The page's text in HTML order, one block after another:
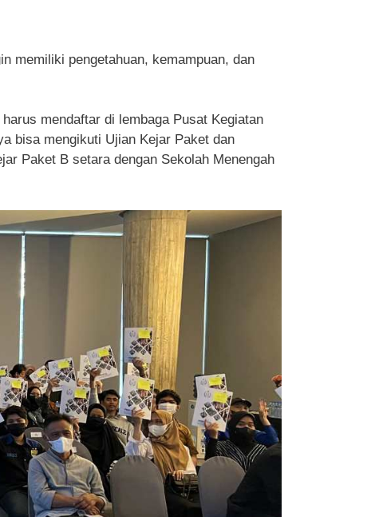
memiliki pengetahuan, kemampuan, dan
mendaftar di lembaga Pusat Kegiatan
bisa mengikuti Ujian Kejar Paket dan
Paket B setara dengan Sekolah Menengah